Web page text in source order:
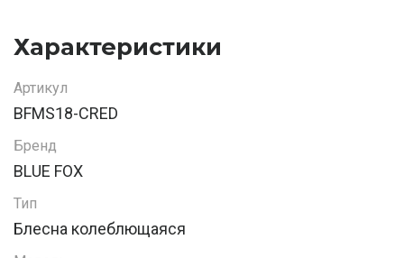
Характеристики
Артикул
BFMS18-CRED
Бренд
BLUE FOX
Тип
Блесна колеблющаяся